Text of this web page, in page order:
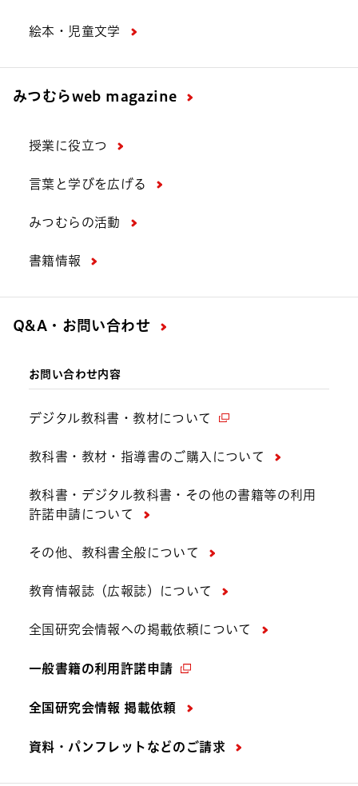
絵本・児童文学
みつむらweb magazine
授業に役立つ
言葉と学びを広げる
みつむらの活動
書籍情報
Q&A・お問い合わせ
お問い合わせ内容
デジタル教科書・教材について
教科書・教材・指導書のご購入について
教科書・デジタル教科書・その他の書籍等の利用
許諾申請について
その他、教科書全般について
教育情報誌（広報誌）について
全国研究会情報への掲載依頼について
一般書籍の利用許諾申請
全国研究会情報 掲載依頼
資料・パンフレットなどの ご請求